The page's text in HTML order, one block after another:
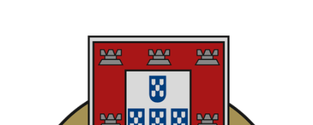
LIGA BETCLIC MASCULINA
LIGA BETCLIC FEMININA